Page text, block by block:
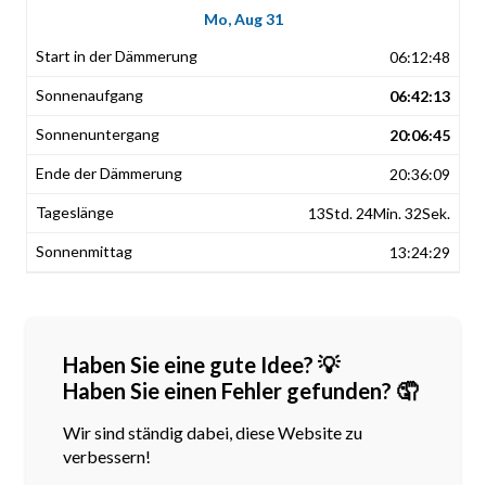
Mo, Aug 31
06:12:48
06:42:13
20:06:45
20:36:09
13Std. 24Min. 32Sek.
13:24:29
Haben Sie eine gute Idee? 💡
Haben Sie einen Fehler gefunden? 🤦
Wir sind ständig dabei, diese Website zu
verbessern!